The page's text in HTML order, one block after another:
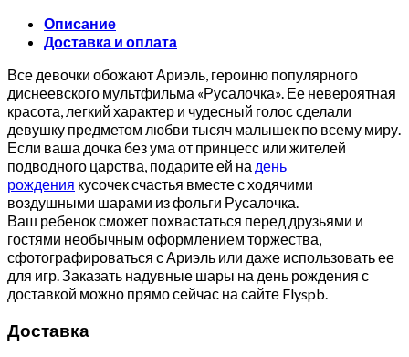
Описание
Доставка и оплата
Все девочки обожают Ариэль, героиню популярного
диснеевского мультфильма «Русалочка». Ее невероятная
красота, легкий характер и чудесный голос сделали
девушку предметом любви тысяч малышек по всему миру.
Если ваша дочка без ума от принцесс или жителей
подводного царства, подарите ей на день
рождения кусочек счастья вместе с ходячими
воздушными шарами из фольги Русалочка.
Ваш ребенок сможет похвастаться перед друзьями и
гостями необычным оформлением торжества,
сфотографироваться с Ариэль или даже использовать ее
для игр. Заказать надувные шары на день рождения с
доставкой можно прямо сейчас на сайте Flyspb.
Доставка